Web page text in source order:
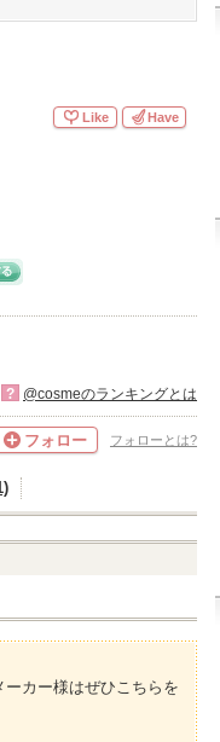
Like Have
? @cosmeのランキングとは
フォロー フォローとは?
カー様はぜひこちらを